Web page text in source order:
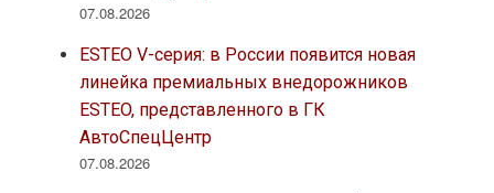
07.08.2026
ESTEO V-серия: в России появится новая
линейка премиальных внедорожников
ESTEO, представленного в ГК
АвтоСпецЦентр
07.08.2026